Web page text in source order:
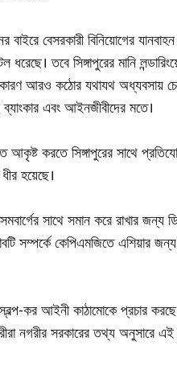
বেসরকারী বিনিয়োগের
তবে সিঙ্গাপুরের মানি
আরও কঠোর যথাযথ অধ্যবসায়
ব্যাংকার এবং আইনজীবীদের মতে।
আকৃষ্ট করতে সিঙ্গাপুরের সাথে
হয়েছে।
সাথে সমান করে রাখার
সম্পর্কে কেপিএমজিতে এশিয়ার
কর আইনী কাঠামোকে প্রচার
নগরীর সরকারের তথ্য অনুসারে